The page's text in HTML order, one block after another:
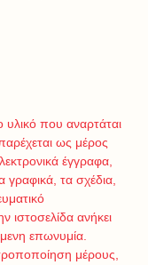
υλικό που αναρτάται
ως μέρος
έγγραφα,
γραφικά, τα σχέδια,
ιστοσελίδα ανήκει
επωνυμία.
μέρους,